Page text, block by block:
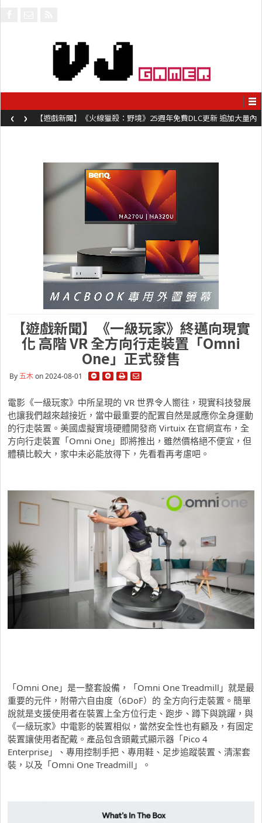
【遊戲新聞】《火線獵殺：野境》25週年免費DLC更新 追加大量內
容同時系舊作限時超平價折扣
‹ ›
【遊戲新聞】《一級玩家》終邁向現實
化 高階 VR 全方向行走裝置「Omni
One」正式發售
By五木on 2024-08-01
電影《一級玩家》中所呈現的 VR 世界令人嚮往，現實科技發展
也讓我們越來越接近，當中最重要的配置自然是感應你全身運動
的行走裝置。美國虛擬實境硬體開發商 Virtuix 在官網宣布，全
方向行走裝置「Omni One」即將推出，雖然價格絕不便宜，但
體積比較大，家中未必能放得下，先看看再考慮吧。
「Omni One」是一整套設備，「Omni One Treadmill」就是最
重要的元件，附帶六自由度（6DoF）的 全方向行走裝置。簡單
說就是支援使用者在裝置上全方位行走、跑步、蹲下與跳躍，與
《一級玩家》中電影的裝置相似，當然安全性也有顧及，有固定
裝置讓使用者配戴。產品包含頭戴式顯示器「Pico 4
Enterprise」、專用控制手把、專用鞋、足步追蹤裝置、清潔套
裝，以及「Omni One Treadmill」。